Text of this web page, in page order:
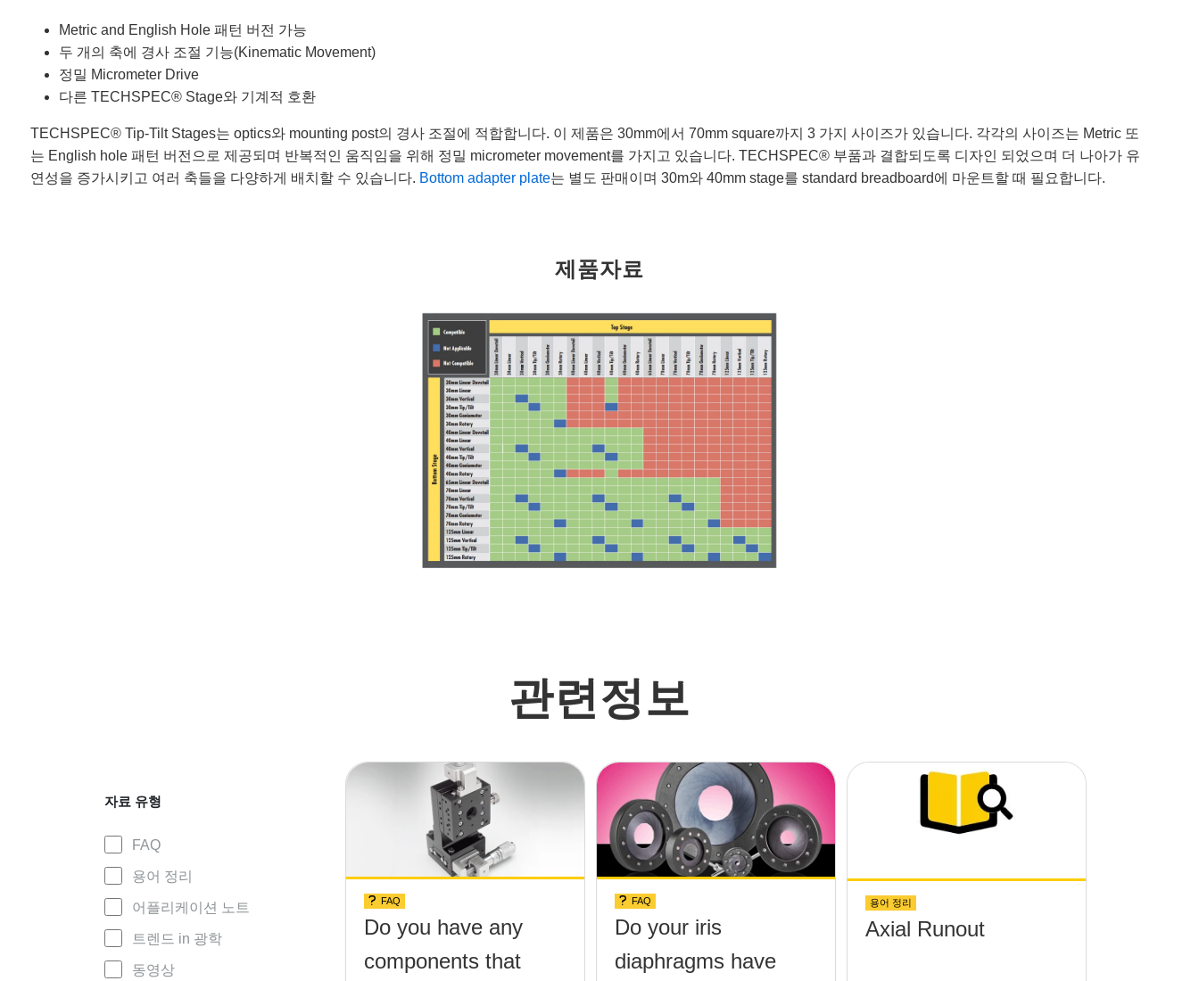
Metric and English Hole 패턴 버전 가능
두 개의 축에 경사 조절 기능(Kinematic Movement)
정밀 Micrometer Drive
다른 TECHSPEC® Stage와 기계적 호환
TECHSPEC® Tip-Tilt Stages는 optics와 mounting post의 경사 조절에 적합합니다. 이 제품은 30mm에서 70mm square까지 3 가지 사이즈가 있습니다. 각각의 사이즈는 Metric 또
는 English hole 패턴 버전으로 제공되며 반복적인 움직임을 위해 정밀 micrometer movement를 가지고 있습니다. TECHSPEC® 부품과 결합되도록 디자인 되었으며 더 나아가 유
연성을 증가시키고 여러 축들을 다양하게 배치할 수 있습니다. Bottom adapter plate는 별도 판매이며 30m와 40mm stage를 standard breadboard에 마운트할 때 필요합니다.
제품자료
관련정보
자료 유형
FAQ
용어 정리
어플리케이션 노트
트렌드 in 광학
동영상
FAQ
Do you have any
components that
FAQ
Do your iris
diaphragms have
용어 정리
Axial Runout